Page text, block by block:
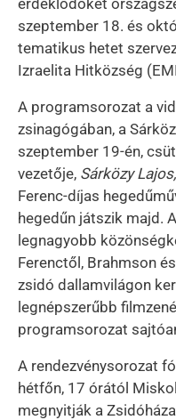
szeptember 18. és
tematikus hetet
Izraelita Hitközség
A programsorozat a
zsinagógában, a
szeptember 19-én,
vezetője, Sárközy Lajos,
Ferenc-díjas
hegedűn játszik majd.
legnagyobb
Ferenctől, Brahmson
zsidó dallamvilágon
legnépszerűbb
programsorozat
A rendezvénysorozat
hétfőn, 17 órától
megnyitják a